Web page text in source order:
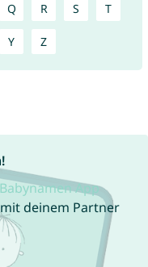
Q R S T
Y Z
Babynamen App
deinem Partner